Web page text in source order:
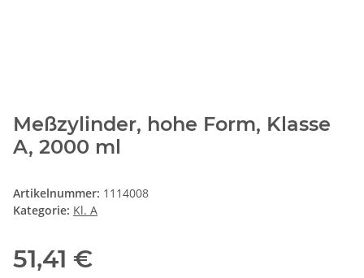
Meßzylinder, hohe Form, Klasse
A, 2000 ml
Artikelnummer: 1114008
Kategorie: Kl. A
51,41 €